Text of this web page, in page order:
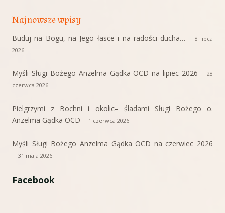
Najnowsze wpisy
Buduj na Bogu, na Jego łasce i na radości ducha…
8 lipca
2026
Myśli Sługi Bożego Anzelma Gądka OCD na lipiec 2026
28
czerwca 2026
Pielgrzymi z Bochni i okolic– śladami Sługi Bożego o.
Anzelma Gądka OCD
1 czerwca 2026
Myśli Sługi Bożego Anzelma Gądka OCD na czerwiec 2026
31 maja 2026
Facebook